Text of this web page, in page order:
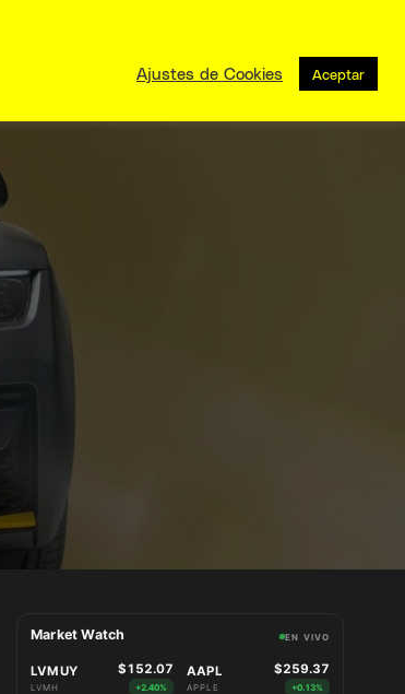
Market Watch EN VIVO
LVMUY
LVMH
$152.07
+2.40%
AAPL
APPLE
$259.37
+0.13%
Ajustes de Cookies Aceptar